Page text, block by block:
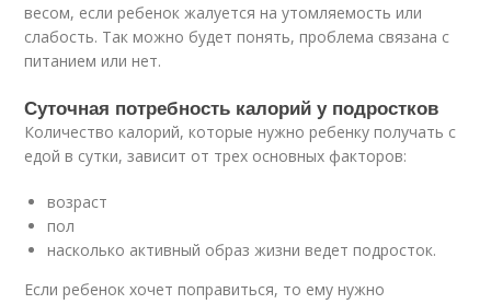
весом, если ребенок жалуется на утомляемость или
слабость. Так можно будет понять, проблема связана с
питанием или нет.
Суточная потребность калорий у подростков
Количество калорий, которые нужно ребенку получать с
едой в сутки, зависит от трех основных факторов:
возраст
пол
насколько активный образ жизни ведет подросток.
Если ребенок хочет поправиться, то ему нужно